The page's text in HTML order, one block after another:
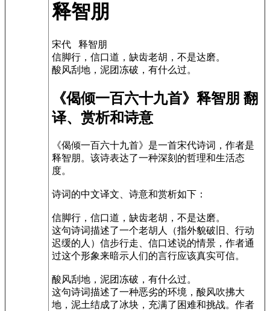
释智朋
宋代 释智朋
信脚行，信口道，缺齿老胡，不是达磨。
酸风刮地，泥团冻破，有什么过。
《偈倾一百六十九首》释智朋 翻
译、赏析和诗意
《偈倾一百六十九首》是一首宋代诗词，作者是
释智朋。该诗表达了一种深刻的哲理和生活态
度。
诗词的中文译文、诗意和赏析如下：
信脚行，信口道，缺齿老胡，不是达磨。
这句诗词描述了一个老胡人（指外貌破旧、行动
迟缓的人）信步行走、信口述说的情景，作者通
过这个形象来暗示人们的言行应该真实可信。
酸风刮地，泥团冻破，有什么过。
这句诗词描述了一种恶劣的环境，酸风吹拂大
地，泥土结成了冰块，充满了困难和挑战。作者